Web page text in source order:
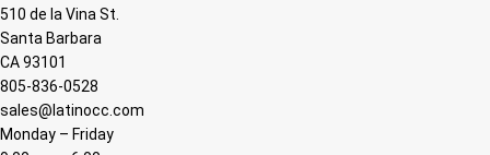
510 de la Vina St.
Santa Barbara
CA 93101
805-836-0528
sales@latinocc.com
Monday – Friday